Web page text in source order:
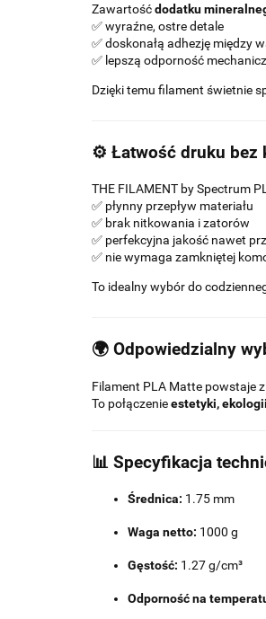
Zawartośćdodatku
✅ wyraźne, ostre detale
✅ doskonałą adhezję między
✅ lepszą odporność
Dzięki temu filament świetnie
⚙️ Łatwość druku bez
THE FILAMENT by Spectrum
✅ płynny przepływ materiału
✅ brak nitkowania i zatorów
✅ perfekcyjna jakość nawet
✅ nie wymaga zamkniętej
To idealny wybór do
🌍 Odpowiedzialny
Filament PLA Matte powstaje z
To połączenieestetyki,
📊 Specyfikacja
Średnica: 1.75 mm
Waga netto: 1000 g
Gęstość: 1.27 g/cm³
Odporność na